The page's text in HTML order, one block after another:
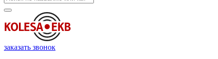
заказать звонок